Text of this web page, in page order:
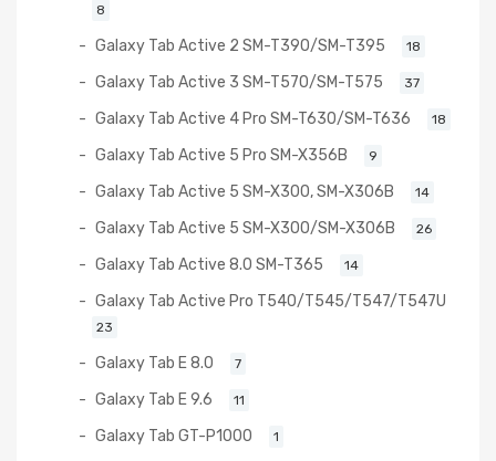
8
Galaxy Tab Active 2 SM-T390/SM-T395 18
Galaxy Tab Active 3 SM-T570/SM-T575 37
Galaxy Tab Active 4 Pro SM-T630/SM-T636 18
Galaxy Tab Active 5 Pro SM-X356B 9
Galaxy Tab Active 5 SM-X300, SM-X306B 14
Galaxy Tab Active 5 SM-X300/SM-X306B 26
Galaxy Tab Active 8.0 SM-T365 14
Galaxy Tab Active Pro T540/T545/T547/T547U
23
Galaxy Tab E 8.0 7
Galaxy Tab E 9.6 11
Galaxy Tab GT-P1000 1